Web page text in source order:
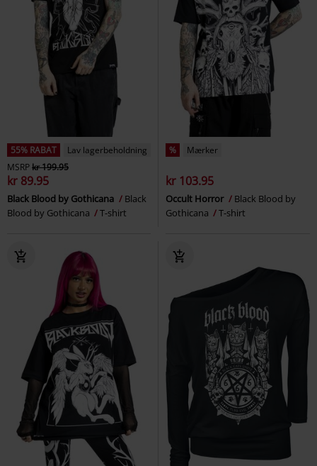
55% RABAT
Lav lagerbeholdning
MSRPkr 199.95
kr 89.95
Black Blood by Gothicana
Black
Blood by Gothicana
T-shirt
% Mærker
kr 103.95
Occult Horror
Black Blood by
Gothicana
T-shirt